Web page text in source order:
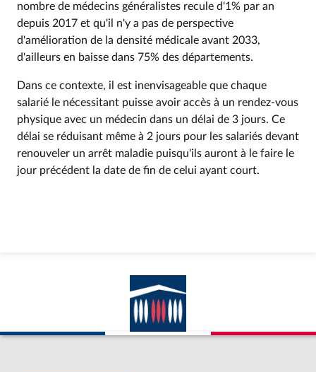
nombre de médecins généralistes recule d'1% par an
depuis 2017 et qu'il n'y a pas de perspective
d'amélioration de la densité médicale avant 2033,
d'ailleurs en baisse dans 75% des départements.
Dans ce contexte, il est inenvisageable que chaque
salarié le nécessitant puisse avoir accès à un rendez-vous
physique avec un médecin dans un délai de 3 jours. Ce
délai se réduisant même à 2 jours pour les salariés devant
renouveler un arrêt maladie puisqu'ils auront à le faire le
jour précédent la date de fin de celui ayant court.